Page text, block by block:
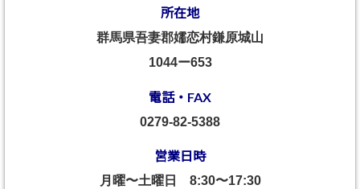
所在地
群馬県吾妻郡嬬恋村鎌原城山
1044ー653
電話・FAX
0279-82-5388
営業日時
月曜〜土曜日 8:30〜17:30